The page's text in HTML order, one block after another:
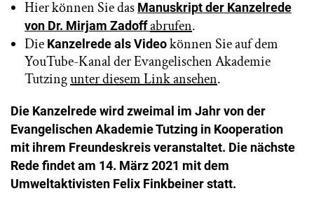
Hier können Sie das Manuskript der Kanzelrede
von Dr. Mirjam Zadoffabrufen.
Die Kanzelrede als Videokönnen Sie auf dem
YouTube-Kanal der Evangelischen Akademie
Tutzingunter diesem Link ansehen.
Die Kanzelrede wird zweimal im Jahr von der
Evangelischen Akademie Tutzing in Kooperation
mit ihrem Freundeskreis veranstaltet. Die nächste
Rede findet am 14. März 2021 mit dem
Umweltaktivisten Felix Finkbeiner statt.